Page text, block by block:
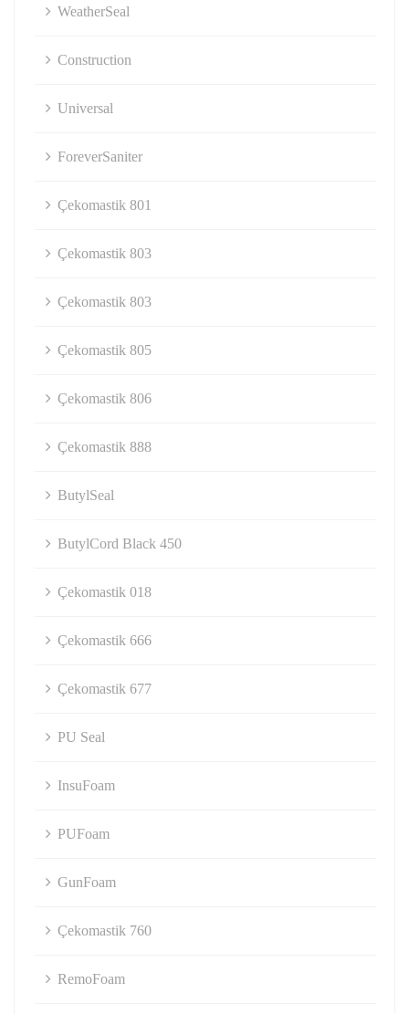
WeatherSeal
Construction
Universal
ForeverSaniter
Çekomastik 801
Çekomastik 803
Çekomastik 803
Çekomastik 805
Çekomastik 806
Çekomastik 888
ButylSeal
ButylCord Black 450
Çekomastik 018
Çekomastik 666
Çekomastik 677
PU Seal
InsuFoam
PUFoam
GunFoam
Çekomastik 760
RemoFoam